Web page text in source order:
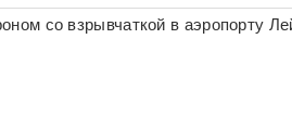
со взрывчаткой в аэропорту